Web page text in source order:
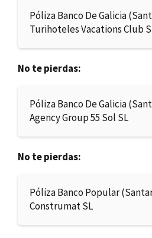
Póliza Banco De Galicia
Turihoteles Vacations Club
No te pierdas:
Póliza Banco De Galicia
Agency Group 55 Sol SL
No te pierdas:
Póliza Banco Popular
Construmat SL